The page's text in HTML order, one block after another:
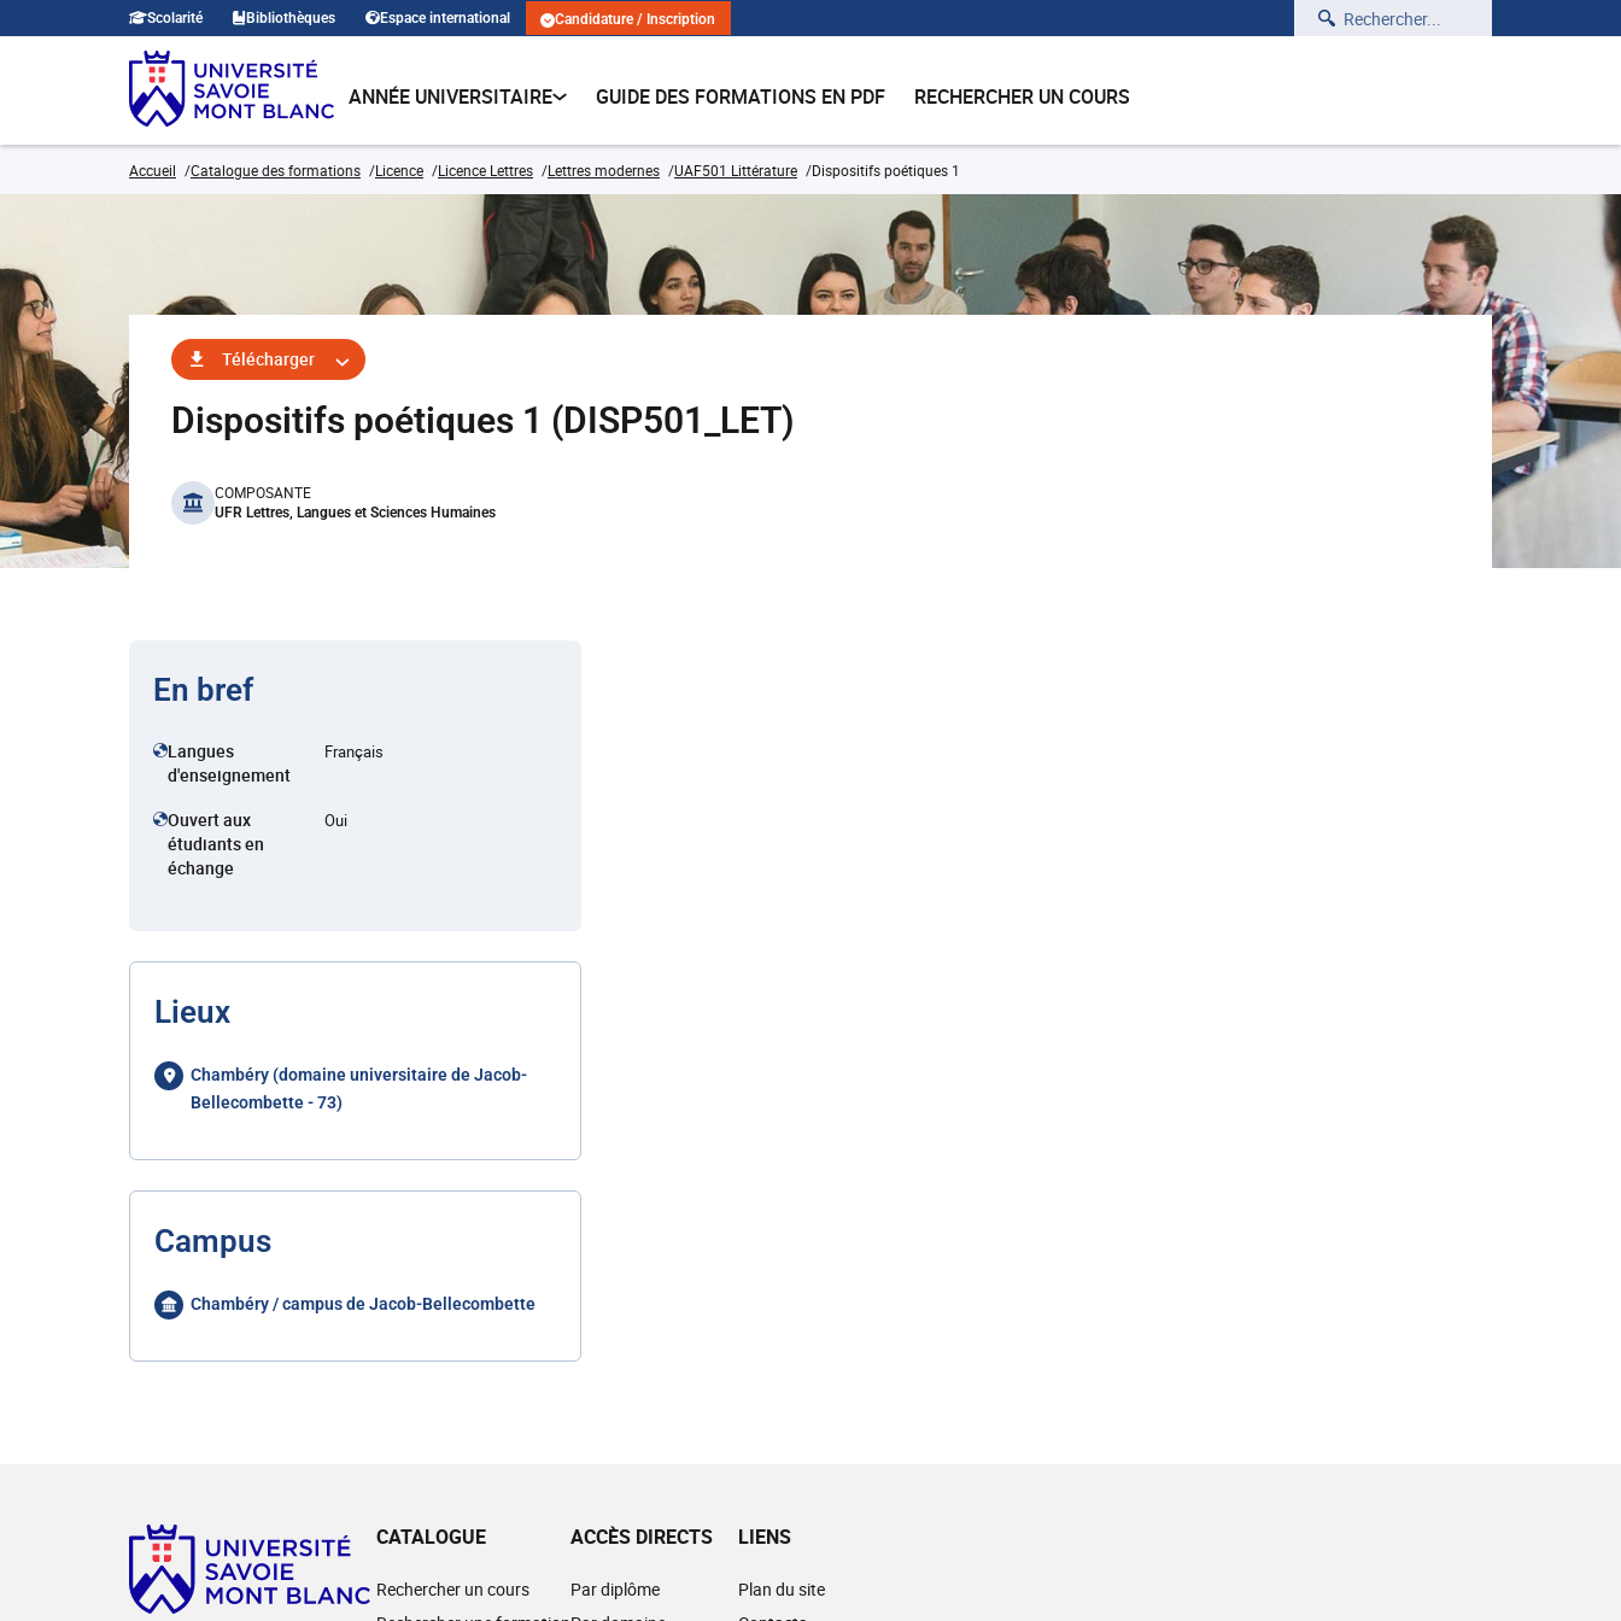
Scolarité Bibliothèques Espace international Candidature / Inscription Rechercher
ANNÉE UNIVERSITAIRE GUIDE DES FORMATIONS EN PDF RECHERCHER UN COURS
Accueil Catalogue des formations Licence Licence Lettres Lettres modernes UAF501 Littérature Dispositifs poétiques 1
Télécharger
Dispositifs poétiques 1 (DISP501_LET)
benefits
COMPOSANTE
UFR Lettres, Langues et Sciences Humaines
En bref
Langues
d'enseignement
Français
Ouvert aux
étudiants en
échange
Oui
Lieux
Chambéry (domaine universitaire de Jacob-
Bellecombette - 73)
Campus
Chambéry / campus de Jacob-Bellecombette
CATALOGUE
Rechercher un cours
ACCÈS DIRECTS
Par diplôme
LIENS
Plan du site